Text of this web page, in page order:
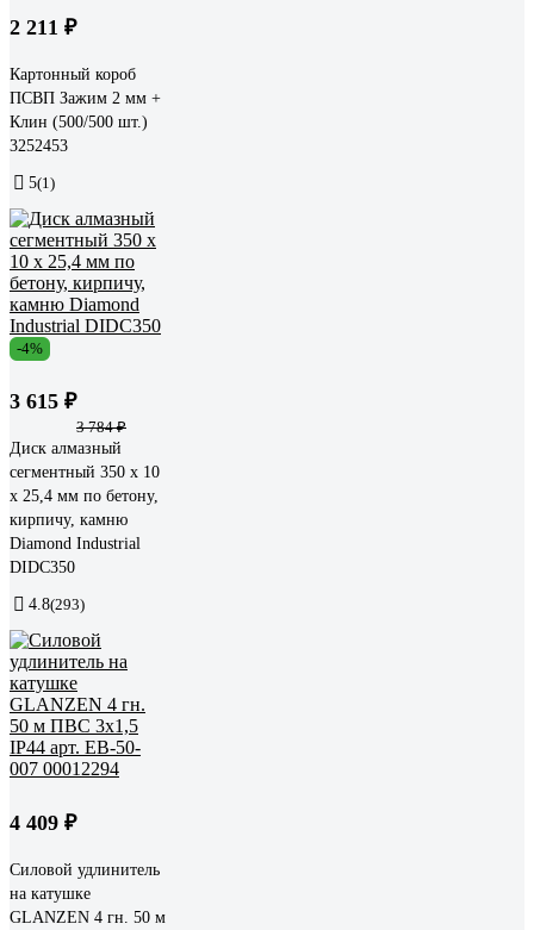
2 211 ₽
Картонный короб
ПСВП Зажим 2 мм +
Клин (500/500 шт.)
3252453
5(1)
-4%
3 615 ₽
3 784 ₽
Диск алмазный
сегментный 350 х 10
х 25,4 мм по бетону,
кирпичу, камню
Diamond Industrial
DIDC350
4.8(293)
4 409 ₽
Силовой удлинитель
на катушке
GLANZEN 4 гн. 50 м